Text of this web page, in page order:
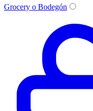
Grocery o Bodegón